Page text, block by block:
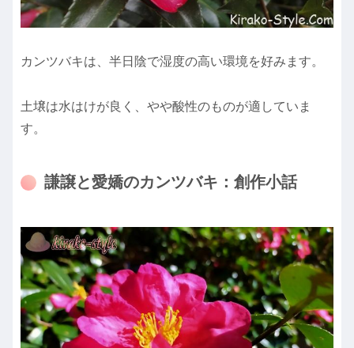
カンツバキは、半日陰で湿度の高い環境を好みます。
土壌は水はけが良く、やや酸性のものが適していま
す。
謙譲と愛嬌のカンツバキ：創作小話